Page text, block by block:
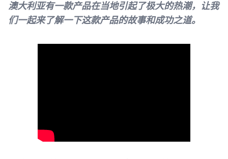
澳大利亚有一款产品在当地引起了极大的热潮，让我
们一起来了解一下这款产品的故事和成功之道。